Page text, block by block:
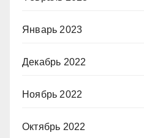
Январь 2023
Декабрь 2022
Ноябрь 2022
Октябрь 2022